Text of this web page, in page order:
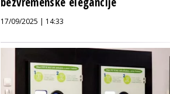
17/09/2025 | 14:33